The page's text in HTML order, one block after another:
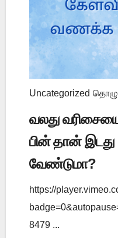
Uncategorized
வலது
பின் தான் இடது
வேண்டுமா?
https://
8479 ...